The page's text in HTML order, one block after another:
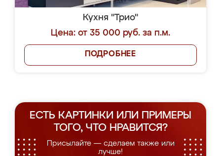
Кухня "Трио"
Цена: от 35 000 руб. за п.м.
ПОДРОБНЕЕ
ЕСТЬ КАРТИНКИ ИЛИ ПРИМЕРЫ
ТОГО, ЧТО НРАВИТСЯ?
Присылайте — сделаем также или
лучше!